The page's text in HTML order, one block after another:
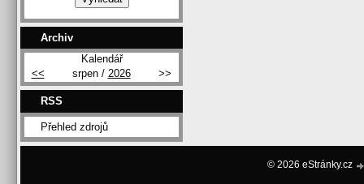
Archiv
Kalendář
<<
srpen / 2026 >>
RSS
Přehled zdrojů
© 2026 eStránky.cz